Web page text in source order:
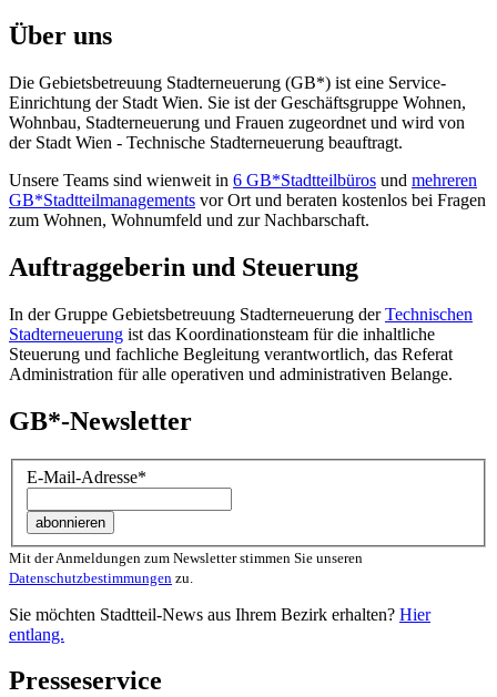
Über uns
Die Gebietsbetreuung Stadterneuerung (GB*) ist eine Service-
Einrichtung der Stadt Wien. Sie ist der Geschäfts­gruppe Wohnen,
Wohnbau, Stadt­erneuerung und Frauen zugeordnet und wird von
der Stadt Wien - Technische Stadterneuerung beauftragt.
Unsere Teams sind wienweit in 6 GB*Stadtteilbüros und mehreren
GB*Stadtteilmanagements vor Ort und beraten kostenlos bei Fragen
zum Wohnen, Wohnumfeld und zur Nachbarschaft.
Auftraggeberin und Steuerung
In der Gruppe Gebietsbetreuung Stadterneuerung derTechnischen
Stadterneuerung ist das Koordinationsteam für die inhaltliche
Steuerung und fachliche Begleitung verantwortlich, das Referat
Administration für alle operativen und administrativen Belange.
GB*-Newsletter
E-Mail-Adresse*
Mit der Anmeldungen zum Newsletter stimmen Sie unseren
Datenschutzbestimmungen zu.
Sie möchten Stadtteil-News aus Ihrem Bezirk erhalten? Hier
entlang.
Presseservice